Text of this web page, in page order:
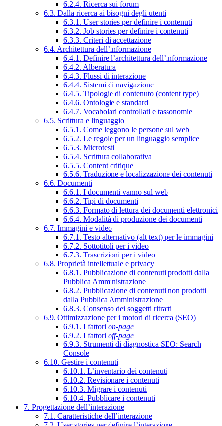
6.2.4. Ricerca sui forum
6.3. Dalla ricerca ai bisogni degli utenti
6.3.1. User stories per definire i contenuti
6.3.2. Job stories per definire i contenuti
6.3.3. Criteri di accettazione
6.4. Architettura dell’informazione
6.4.1. Definire l’architettura dell’informazione
6.4.2. Alberatura
6.4.3. Flussi di interazione
6.4.4. Sistemi di navigazione
6.4.5. Tipologie di contenuto (content type)
6.4.6. Ontologie e standard
6.4.7. Vocabolari controllati e tassonomie
6.5. Scrittura e linguaggio
6.5.1. Come leggono le persone sul web
6.5.2. Le regole per un linguaggio semplice
6.5.3. Microtesti
6.5.4. Scrittura collaborativa
6.5.5. Content critique
6.5.6. Traduzione e localizzazione dei contenuti
6.6. Documenti
6.6.1. I documenti vanno sul web
6.6.2. Tipi di documenti
6.6.3. Formato di lettura dei documenti elettronici
6.6.4. Modalità di produzione dei documenti
6.7. Immagini e video
6.7.1. Testo alternativo (alt text) per le immagini
6.7.2. Sottotitoli per i video
6.7.3. Trascrizioni per i video
6.8. Proprietà intellettuale e privacy
6.8.1. Pubblicazione di contenuti prodotti dalla
Pubblica Amministrazione
6.8.2. Pubblicazione di contenuti non prodotti
dalla Pubblica Amministrazione
6.8.3. Consenso dei soggetti ritratti
6.9. Ottimizzazione per i motori di ricerca (SEO)
6.9.1. I fattori on-page
6.9.2. I fattori off-page
6.9.3. Strumenti di diagnostica SEO: Search
Console
6.10. Gestire i contenuti
6.10.1. L’inventario dei contenuti
6.10.2. Revisionare i contenuti
6.10.3. Migrare i contenuti
6.10.4. Pubblicare i contenuti
7. Progettazione dell’interazione
7.1. Caratteristiche dell’interazione